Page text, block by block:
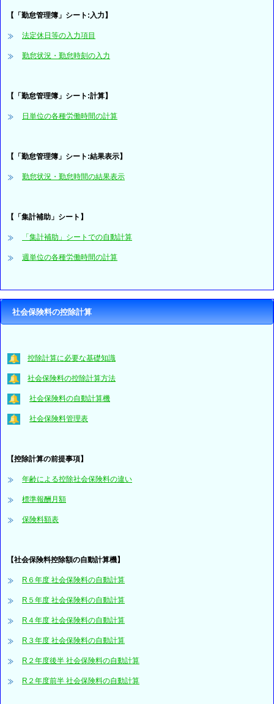
【「勤怠管理簿」シート:入力】
法定休日等の入力項目
勤怠状況・勤怠時刻の入力
【「勤怠管理簿」シート:計算】
日単位の各種労働時間の計算
【「勤怠管理簿」シート:結果表示】
勤怠状況・勤怠時間の結果表示
【「集計補助」シート】
「集計補助」シートでの自動計算
週単位の各種労働時間の計算
社会保険料の控除計算
控除計算に必要な基礎知識
社会保険料の控除計算方法
社会保険料の自動計算機
社会保険料管理表
【控除計算の前提事項】
年齢による控除社会保険料の違い
標準報酬月額
保険料額表
【社会保険料控除額の自動計算機】
R６年度 社会保険料の自動計算
R５年度 社会保険料の自動計算
R４年度 社会保険料の自動計算
R３年度 社会保険料の自動計算
R２年度後半 社会保険料の自動計算
R２年度前半 社会保険料の自動計算